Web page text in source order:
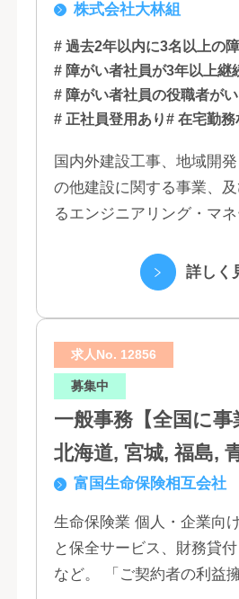
知, 大阪, 京都, 兵庫,
福岡
株式会社大林組
# 過去2年以内に3名以上の
# 障がい者社員が3年以上継
# 障がい者社員の役職者が
# 正社員登用あり# 在宅勤務
国内外建設工事、地域開
の他建設に関する事業、
るエンジニアリング・マ
詳しく
求人No. 12856
募集中
一般事務【全国に事
北海道, 宮城, 福島,
田, 山形, 東京, 神奈
玉, 茨城, 栃木, 群馬,
富山, 福井, 長野, 山
岡, 三重, 岐阜, 大阪,
富国生命保険相互会社
生命保険業 個人・企業向
と保全サービス、財務貸
など。 「ご契約者の利益